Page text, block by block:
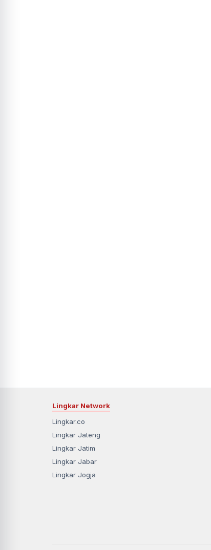
Lingkar Network
Lingkar.co
Lingkar Jateng
Lingkar Jatim
Lingkar Jabar
Lingkar Jogja